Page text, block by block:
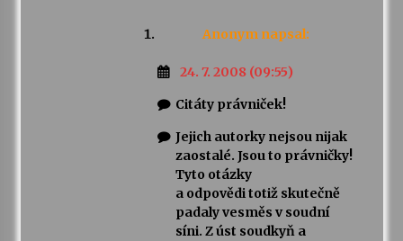
Anonym napsal:
24. 7. 2008 (09:55)
Citáty právniček!
Jejich autorky nejsou nijak
zaostalé. Jsou to právničky!
Tyto otázky
a odpovědi totiž skutečně
padaly vesměs v soudní
síni. Z úst soudkyň a